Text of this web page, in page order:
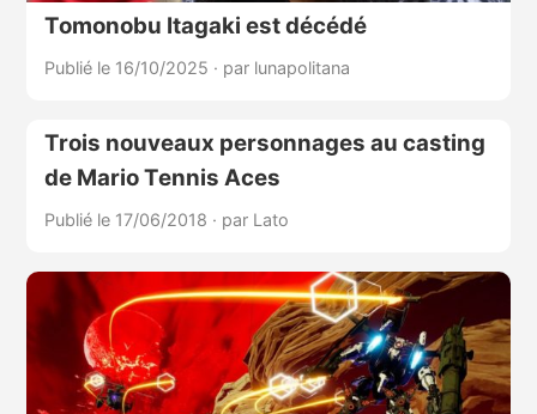
Tomonobu Itagaki est décédé
Publié le 16/10/2025 · par lunapolitana
Trois nouveaux personnages au casting
de Mario Tennis Aces
Publié le 17/06/2018 · par Lato